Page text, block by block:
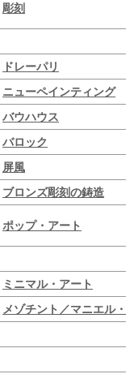
彫刻
ドレーパリ
ニューペインティング
バウハウス
バロック
屏風
ブロンズ彫刻の鋳造
ポップ・アート
ミニマル・アート
メゾチント／マニエル・